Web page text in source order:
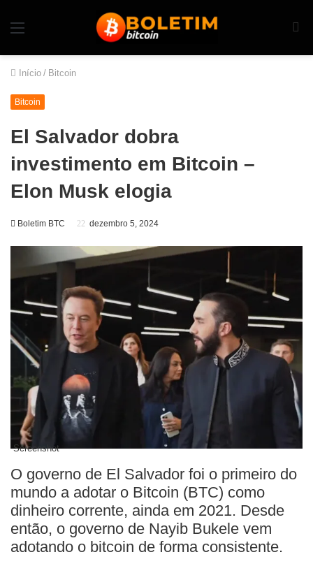
Início / Bitcoin
Bitcoin
El Salvador dobra
investimento em Bitcoin –
Elon Musk elogia
Boletim BTC dezembro 5, 2024
Screenshot
O governo de El Salvador foi o primeiro do
mundo a adotar o Bitcoin (BTC) como
dinheiro corrente, ainda em 2021. Desde
então, o governo de Nayib Bukele vem
adotando o bitcoin de forma consistente.